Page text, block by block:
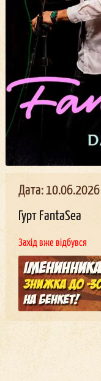
Дата: 10.06.2026
Гурт FantaSea
Захід вже відбувся